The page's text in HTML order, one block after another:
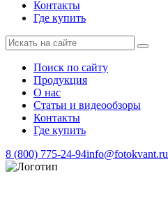
Контакты
Где купить
Поиск по сайту
Продукция
О нас
Статьи и видеообзоры
Контакты
Где купить
8 (800) 775-24-94info@fotokvant.ru